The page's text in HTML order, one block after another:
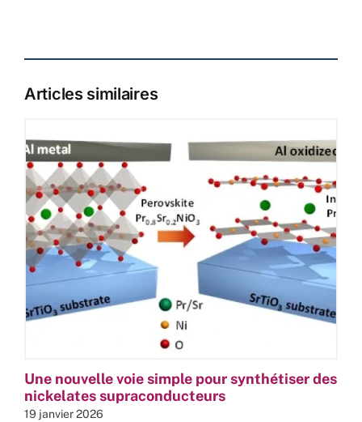
Articles similaires
Une nouvelle voie simple pour synthétiser des
nickelates supraconducteurs
19 janvier 2026